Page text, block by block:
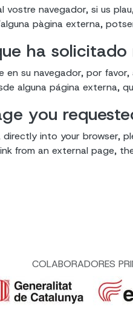
vostre navegador, si us
pàgina externa,
ha
en su navegador, por
alguna página externa,
you
into your browser,
from an external page,
COLABORADORES